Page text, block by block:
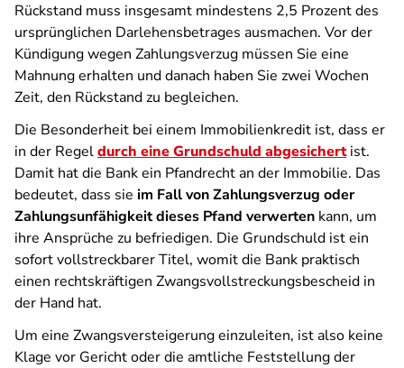
Rückstand muss insgesamt mindestens 2,5 Prozent des
ursprünglichen Darlehensbetrages ausmachen. Vor der
Kündigung wegen Zahlungsverzug müssen Sie eine
Mahnung erhalten und danach haben Sie zwei Wochen
Zeit, den Rückstand zu begleichen.
Die Besonderheit bei einem Immobilienkredit ist, dass er
in der Regeldurch eine Grundschuld abgesichertist.
Damit hat die Bank ein Pfandrecht an der Immobilie. Das
bedeutet, dass sie im Fall von Zahlungsverzug oder
Zahlungsunfähigkeit dieses Pfand verwerten kann, um
ihre Ansprüche zu befriedigen. Die Grundschuld ist ein
sofort vollstreckbarer Titel, womit die Bank praktisch
einen rechtskräftigen Zwangsvollstreckungsbescheid in
der Hand hat.
Um eine Zwangsversteigerung einzuleiten, ist also keine
Klage vor Gericht oder die amtliche Feststellung der